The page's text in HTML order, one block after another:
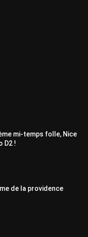
mi-temps folle, Nice
D2 !
de la providence